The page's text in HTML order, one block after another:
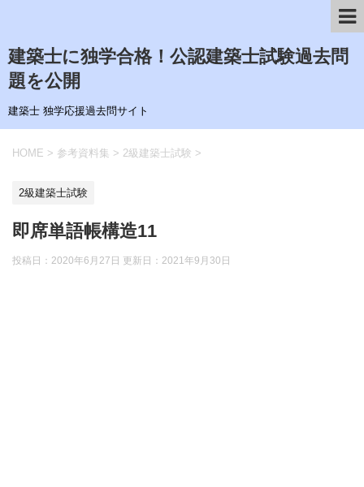
建築士に独学合格！公認建築士試験過去問
題を公開
建築士 独学応援過去問サイト
HOME > 参考資料集 > 2級建築士試験 >
2級建築士試験
即席単語帳構造11
投稿日：2020年6月27日 更新日： 2021年9月30日